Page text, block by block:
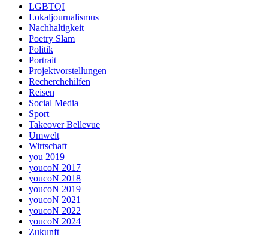
LGBTQI
Lokaljournalismus
Nachhaltigkeit
Poetry Slam
Politik
Portrait
Projektvorstellungen
Recherchehilfen
Reisen
Social Media
Sport
Takeover Bellevue
Umwelt
Wirtschaft
you 2019
youcoN 2017
youcoN 2018
youcoN 2019
youcoN 2021
youcoN 2022
youcoN 2024
Zukunft